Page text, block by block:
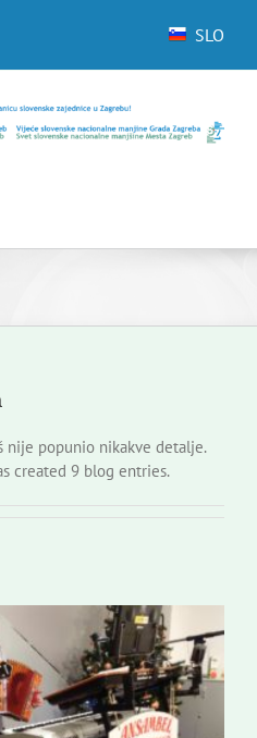
SLO
nije popunio nikakve detalje.
created 9 blog entries.